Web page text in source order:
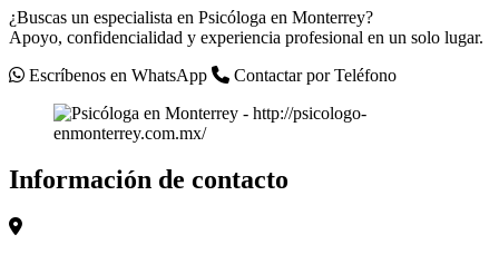
¿Buscas un especialista en Psicóloga en Monterrey?
Apoyo, confidencialidad y experiencia profesional en un solo lugar.
Escríbenos en WhatsApp
Contactar por Teléfono
Información de contacto